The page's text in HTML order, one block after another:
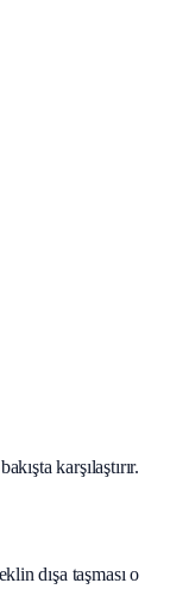
karşılaştırır.
dışa taşması o